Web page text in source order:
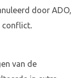
door ADO,
conflict.
van de